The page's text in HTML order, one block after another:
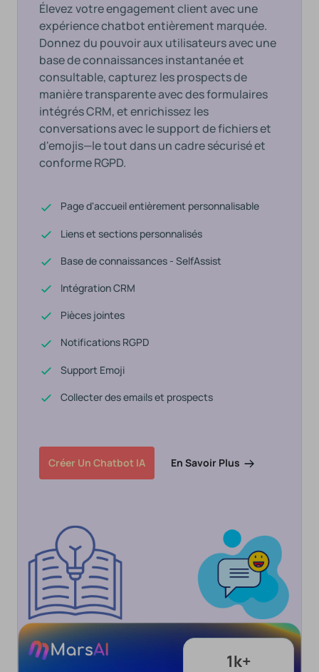
Élevez votre engagement client avec une
expérience chatbot entièrement marquée.
Donnez du pouvoir aux utilisateurs avec une
base de connaissances instantanée et
consultable, capturez les prospects de
manière transparente avec des formulaires
intégrés CRM, et enrichissez les
conversations avec le support de fichiers et
d'emojis—le tout dans un cadre sécurisé et
conforme RGPD.
Page d'accueil entièrement personnalisable
Liens et sections personnalisés
Base de connaissances - SelfAssist
Intégration CRM
Pièces jointes
Notifications RGPD
Support Emoji
Collecter des emails et prospects
Créer Un Chatbot IA En Savoir Plus